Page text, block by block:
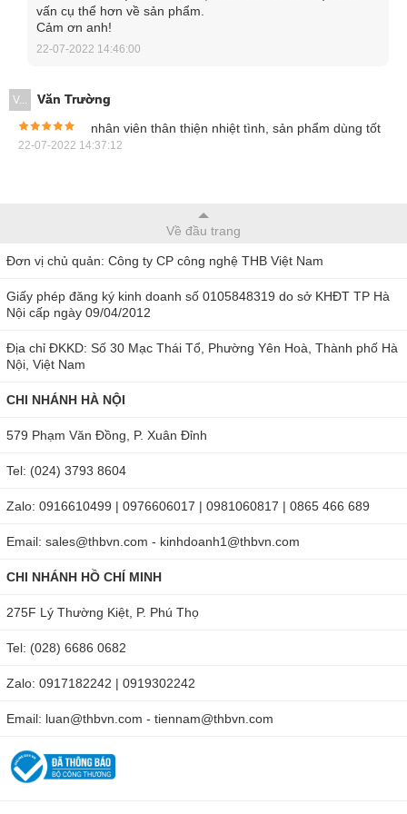
các chức năng đo cơ bản của một chiếc
năngnhư: đo điện áp AC/DC, đo dòng điện AC/DC, đo điện
điện lực, khu vực than khoáng sản, viễn thông.
Sanwa CD770 có thể đo băng thông AC tới 400Hz
Một số tính năng hiện đại khác của đồng hồ vạn năng chỉ thị
số Sanwa CD770, phải kể đến như:
Tính năng data hold, range hold, relative (tính năng
tiết kiệm pin
vấn cụ thể hơn về sản phẩm.
Cảm ơn anh!
22-07-2022 14:46:00
V...
Văn Trường
nhân viên thân thiện nhiệt tình, sản phẩm dùng tốt
22-07-2022 14:37:12
Về đầu trang
Đơn vị chủ quản: Công ty CP công nghệ THB Việt Nam
Giấy phép đăng ký kinh doanh số 0105848319 do sở KHĐT TP Hà
Nội cấp ngày 09/04/2012
Địa chỉ ĐKKD: Số 30 Mạc Thái Tổ, Phường Yên Hoà, Thành phố Hà
Nội, Việt Nam
CHI NHÁNH HÀ NỘI
579 Phạm Văn Đồng, P. Xuân Đỉnh
Tel: (024) 3793 8604
Zalo: 0916610499 | 0976606017 | 0981060817 | 0865 466 689
Email: sales@thbvn.com - kinhdoanh1@thbvn.com
CHI NHÁNH HỒ CHÍ MINH
275F Lý Thường Kiệt, P. Phú Thọ
Tel: (028) 6686 0682
Zalo: 0917182242 | 0919302242
Email: luan@thbvn.com - tiennam@thbvn.com